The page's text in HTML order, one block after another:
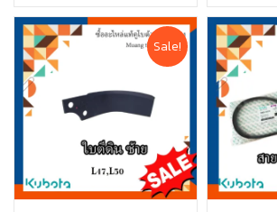
was:
฿160.00.
is:
฿160.00.
was:
฿210.00.
Sale!